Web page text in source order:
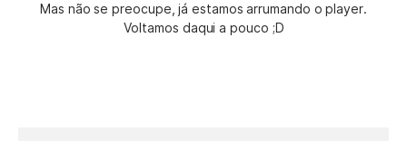
Mas não se preocupe, já estamos arrumando o player.
Voltamos daqui a pouco ;D